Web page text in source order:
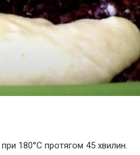
при 180°C протягом 45 хвилин.